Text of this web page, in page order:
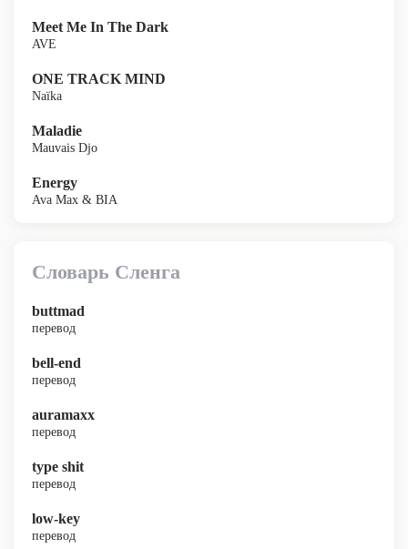
Meet Me In The Dark
AVE
ONE TRACK MIND
Naïka
Maladie
Mauvais Djo
Energy
Ava Max & BIA
Словарь Сленга
buttmad
перевод
bell-end
перевод
auramaxx
перевод
type shit
перевод
low-key
перевод